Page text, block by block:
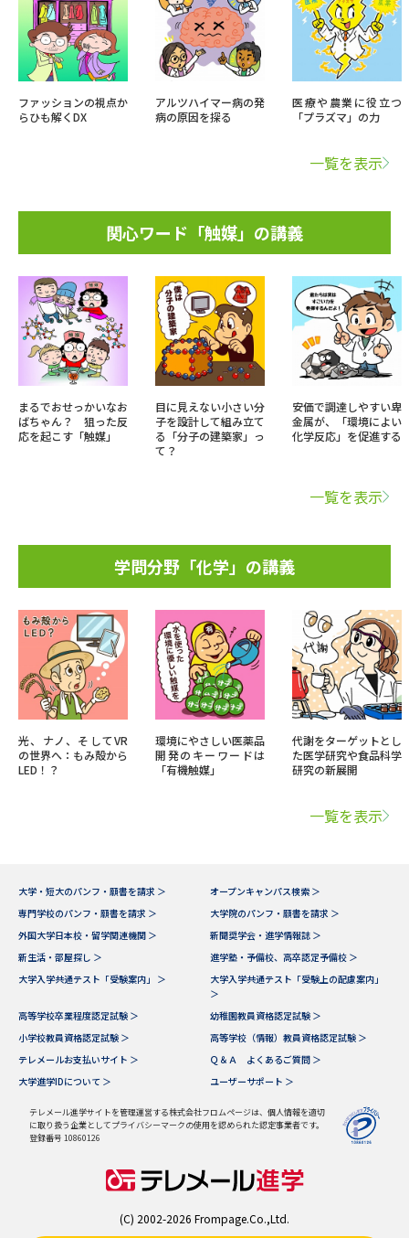
ファッションの視点か
らひも解くDX
アルツハイマー病の発
病の原因を探る
医療や農業に役立つ
「プラズマ」の力
一覧を表示
関心ワード「触媒」の講義
まるでおせっかいなお
ばちゃん？ 狙った反
応を起こす「触媒」
目に見えない小さい分
子を設計して組み立て
る「分子の建築家」っ
て？
安価で調達しやすい卑
金属が、「環境によい
化学反応」を促進する
一覧を表示
学問分野「化学」の講義
光、ナノ、そしてVR
の世界へ：もみ殻から
LED！？
環境にやさしい医薬品
開発のキーワードは
「有機触媒」
代謝をターゲットとし
た医学研究や食品科学
研究の新展開
一覧を表示
大学・短大のパンフ・願書を請求 ＞
オープンキャンパス検索 ＞
専門学校のパンフ・願書を請求 ＞
大学院のパンフ・願書を請求 ＞
外国大学日本校・留学関連機関 ＞
新聞奨学会・進学情報誌 ＞
新生活・部屋探し ＞
進学塾・予備校、高卒認定予備校 ＞
大学入学共通テスト「受験案内」 ＞
大学入学共通テスト「受験上の配慮案内」
＞
高等学校卒業程度認定試験 ＞
幼稚園教員資格認定試験 ＞
小学校教員資格認定試験 ＞
高等学校（情報）教員資格認定試験 ＞
テレメールお支払いサイト ＞
Ｑ＆Ａ よくあるご質問 ＞
大学進学IDについて ＞
ユーザーサポート ＞
テレメール進学サイトを管理運営する株式会社フロムページは、個人情報を適切
に取り扱う企業としてプライバシーマークの使用を認められた認定事業者です。
登録番号 10860126
(C) 2002-2026 Frompage.Co.,Ltd.